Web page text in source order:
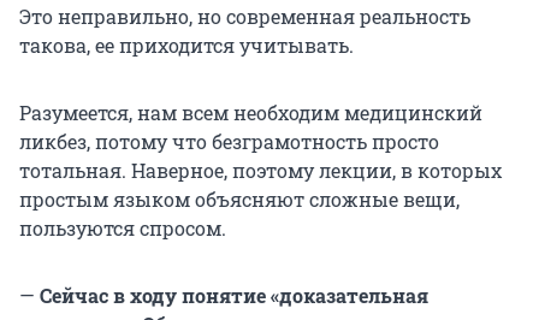
Это неправильно, но современная реальность
такова, ее приходится учитывать.
Разумеется, нам всем необходим медицинский
ликбез, потому что безграмотность просто
тотальная. Наверное, поэтому лекции, в которых
простым языком объясняют сложные вещи,
пользуются спросом.
— Сейчас в ходу понятие «доказательная